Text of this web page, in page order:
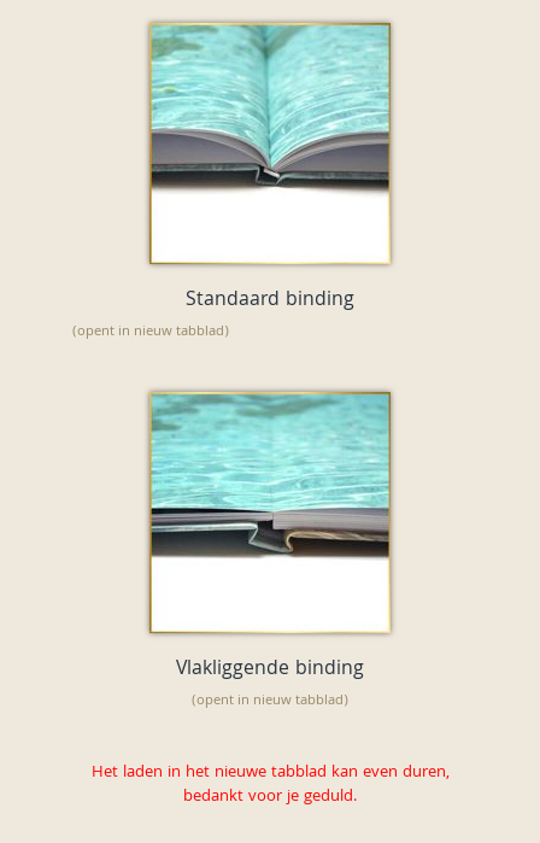
Standaard binding
(opent in nieuw tabblad)
Vlakliggende binding
(opent in nieuw tabblad)
Het laden in het nieuwe tabblad kan even duren,
bedankt voor je geduld.